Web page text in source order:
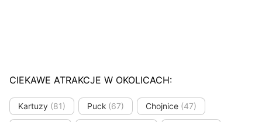
CIEKAWE ATRAKCJE W OKOLICACH:
Kartuzy (81) Puck (67) Chojnice (47)